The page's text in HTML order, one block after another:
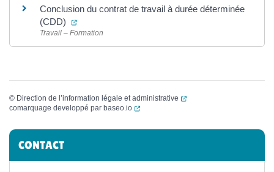
Conclusion du contrat de travail à durée déterminée
(CDD)
(ouverture dans un nouvel onglet)
Travail – Formation
© Direction de l’information légale et administrative
(ouverture dans un
comarquage developpé par baseo.io (ouverture dans un nouvel onglet)
Informations complémentaires
CONTACT